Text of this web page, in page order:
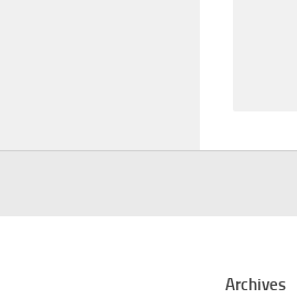
Archives